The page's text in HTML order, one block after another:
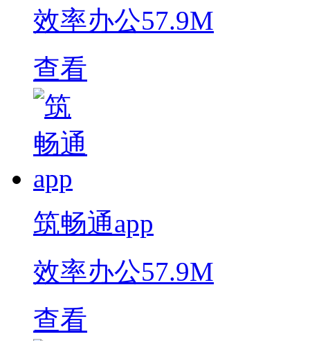
效率办公57.9M
查看
筑畅通app
效率办公57.9M
查看